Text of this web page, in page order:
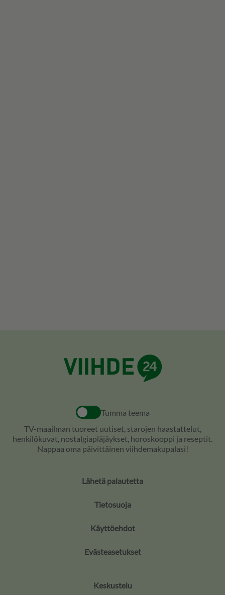
Tumma teema
TV-maailman tuoreet uutiset, starojen haastattelut,
henkilökuvat, nostalgiapläjäykset, horoskooppi ja reseptit.
Nappaa oma päivittäinen viihdemakupalasi!
Lähetä palautetta
Tietosuoja
Käyttöehdot
Evästeasetukset
Keskustelu